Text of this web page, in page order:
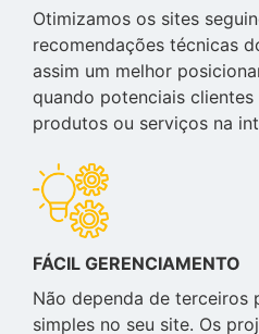
Otimizamos os sites
recomendações técnicas
assim um melhor
quando potenciais
produtos ou serviços na
FÁCIL GERENCIAMENTO
Não dependa de terceiros
simples no seu site. Os